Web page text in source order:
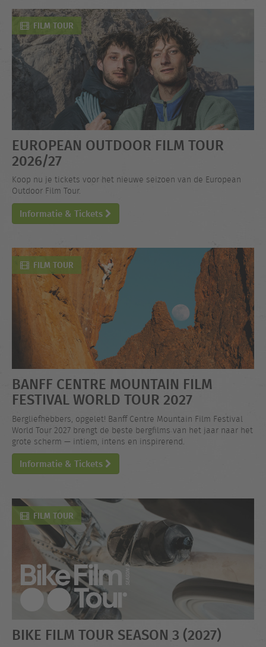
FILM TOUR
EUROPEAN OUTDOOR FILM TOUR
2026/27
Koop nu je tickets voor het nieuwe seizoen van de European
Outdoor Film Tour.
Informatie & Tickets
FILM TOUR
BANFF CENTRE MOUNTAIN FILM
FESTIVAL WORLD TOUR 2027
Bergliefhebbers, opgelet! Banff Centre Mountain Film Festival
World Tour 2027 brengt de beste bergfilms van het jaar naar het
grote scherm — intiem, intens en inspirerend.
Informatie & Tickets
FILM TOUR
BIKE FILM TOUR SEASON 3 (2027)